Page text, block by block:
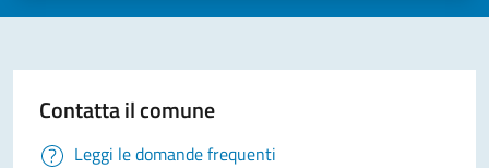
Contatta il comune
Leggi le domande frequenti